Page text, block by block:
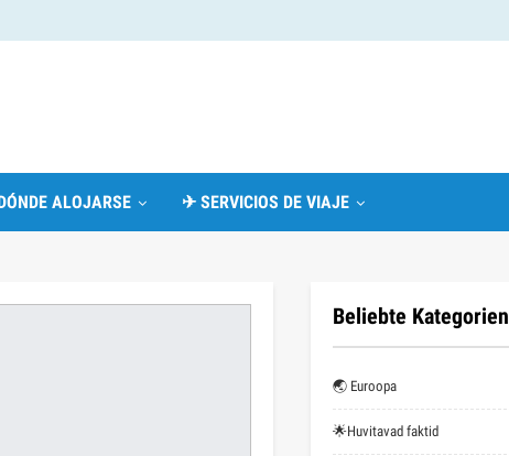
ALOJARSE ✈ SERVICIOS DE VIAJE
Beliebte Kategorien
🌏 Euroopa
🌟Huvitavad faktid